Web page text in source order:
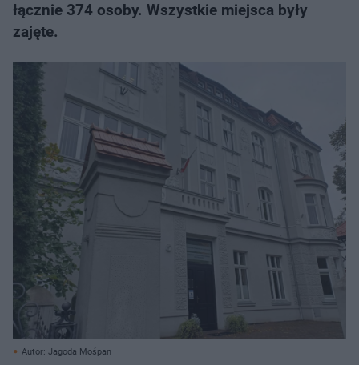
łącznie 374 osoby. Wszystkie miejsca były
zajęte.
Autor: Jagoda Mośpan